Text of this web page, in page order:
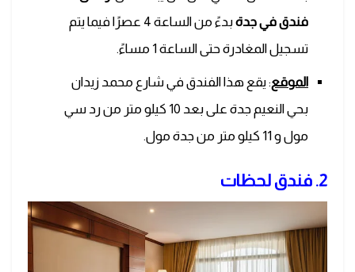
فندق في جدة
بدءً من الساعة 4 عصرًا فيما يتم
تسجيل المغادرة حتى الساعة 1 مساءً.
الموقع: يقع هذا الفندق في شارع محمد زيدان
بحي النعيم جدة على بعد 10 كيلو متر من رد سي
مول و 11 كيلو متر من جدة مول.
2. فندق لحظات